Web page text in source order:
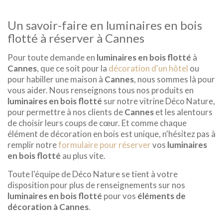
Un savoir-faire en luminaires en bois
flotté à réserver à Cannes
Pour toute demande en luminaires en bois flotté à
Cannes, que ce soit pour la décoration d'un hôtel ou
pour habiller une maison à Cannes, nous sommes là pour
vous aider. Nous renseignons tous nos produits en
luminaires en bois flotté sur notre vitrine Déco Nature,
pour permettre à nos clients deCanneset les alentours
de choisir leurs coups de cœur. Et comme chaque
élément de décoration en bois est unique, n'hésitez pas à
remplir notreformulaire pour réservervos luminaires
en bois flotté au plus vite.
Toute l'équipe de Déco Nature se tient à votre
disposition pour plus de renseignements sur nos
luminaires en bois flotté pour vos éléments de
décoration à Cannes.